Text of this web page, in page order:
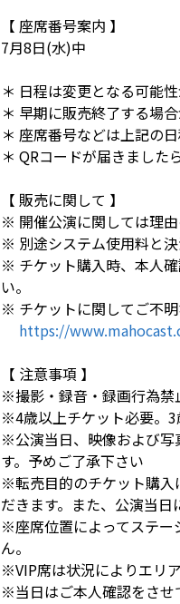
【 座席番号案内 】
7月8日(水)中
＊ 日程は変更となる可能
＊ 早期に販売終了する場合
＊ 座席番号などは上記の
＊ QRコードが届きました
【 販売に関して 】
※ 開催公演に関しては理
※ 別途システム使用料と決
※ チケット購入時、本人
い。
※ チケットに関してご不
https://
【 注意事項 】
※撮影・録音・録画行為禁
※4歳以上チケット必要。3
※公演当日、映像および写
す。予めご了承下さい
※転売目的のチケット購入
だきます。また、公演当日
※座席位置によってステー
ん。
※VIP席は状況によりエリ
※当日はご本人確認をさせ